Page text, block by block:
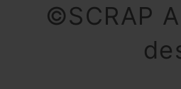
©SCRAP